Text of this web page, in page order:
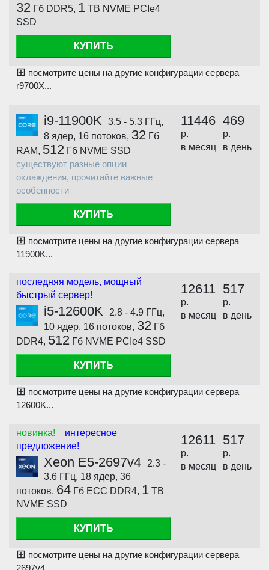
32 Гб DDR5, 1 TB NVME PCIe4
SSD
КУПИТЬ
⊞ посмотрите цены на другие конфигурации сервера
r9700X...
i9-11900K
3.5 - 5.3 ГГц,
8 ядер, 16 потоков, 32 Гб
RAM, 512 Гб NVME SSD
существуют разные опции
охлаждения, прочитайте важные
особенности
КУПИТЬ
11446
р.
в месяц
469
р.
в день
⊞ посмотрите цены на другие конфигурации сервера
11900K...
последняя модель, мощный
быстрый сервер!
i5-12600K
2.8 - 4.9 ГГц,
10 ядер, 16 потоков, 32 Гб
DDR4, 512 Гб NVME PCIe4 SSD
КУПИТЬ
12611
р.
в месяц
517
р.
в день
⊞ посмотрите цены на другие конфигурации сервера
12600K...
новинка! интересное
предложение!
Xeon E5-2697v4
2.3 -
3.6 ГГц, 18 ядер, 36
потоков, 64 Гб ECC DDR4, 1 TB
NVME SSD
КУПИТЬ
12611
р.
в месяц
517
р.
в день
⊞ посмотрите цены на другие конфигурации сервера